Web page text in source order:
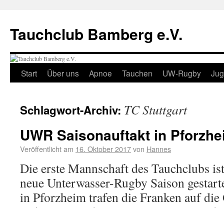
Tauchclub Bamberg e.V.
Start Über uns Apnoe Tauchen UW-Rugby
Schlagwort-Archiv: TC Stuttgart
UWR Saisonauftakt in
Veröffentlicht am 16. Oktober 2017von Hannes
Die erste Mannschaft des Tauchclubs
neue Unterwasser-Rugby Saison
in Pforzheim trafen die Franken auf die